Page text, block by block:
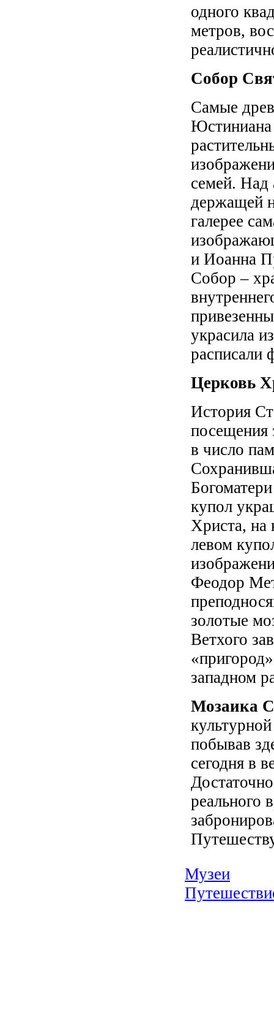
одного
метров,
Собор
Самые
Юстиниана
семей. Над
держащей
галерее
и Иоанна
Собор –
украсила
расписали
Церковь
История
посещения
в число
купол
Христа, на
левом
Феодор
золотые
Ветхого
западном
Мозаика
побывав
сегодня в
реального
Музеи